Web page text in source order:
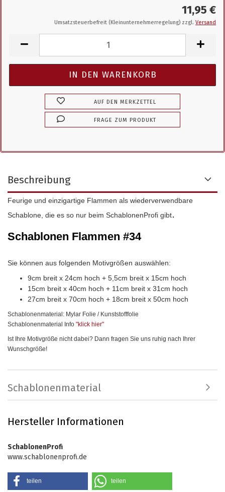
11,95 €
Umsatzsteuerbefreit (Kleinunternehmerregelung) zzgl. Versand
AUF DEN MERKZETTEL
FRAGE ZUM PRODUKT
Beschreibung
Feurige und einzigartige Flammen als wiederverwendbare
Schablone, die es so nur beim SchablonenProfi gibt.
Schablonen Flammen #34
Sie können aus folgenden Motivgrößen auswählen:
9cm breit x 24cm hoch + 5,5cm breit x 15cm hoch
15cm breit x 40cm hoch + 11cm breit x 31cm hoch
27cm breit x 70cm hoch + 18cm breit x 50cm hoch
Schablonenmaterial: Mylar Folie / Kunststofffolie
Schablonenmaterial Info "klick hier"
Ist Ihre Motivgröße nicht dabei? Dann fragen Sie uns ruhig nach Ihrer
Wunschgröße!
Schablonenmaterial
Hersteller Informationen
SchablonenProfi
www.schablonenprofi.de
teilen teilen